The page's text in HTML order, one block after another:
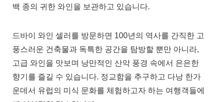
백 종의 귀한 와인을 보관하고 있습니다.
드바이 와인 셀러를 방문하면 100년의 역사를 간직한 고
풍스러운 건축물과 독특한 공간을 탐방할 뿐만 아니라,
고급 와인을 맛보며 낭만적인 산악 풍경 속에서 은은한
향기를 즐길 수 있습니다. 정교함을 추구하고 다낭 한가
운데서 유럽의 미식 문화를 체험하고자 하는 여행객들에